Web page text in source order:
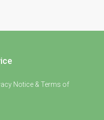
Notice & Terms of